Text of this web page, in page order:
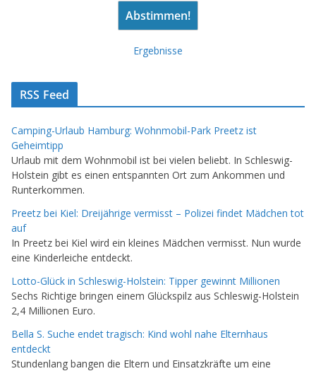
Ergebnisse
RSS Feed
Camping-Urlaub Hamburg: Wohnmobil-Park Preetz ist
Geheimtipp
Urlaub mit dem Wohnmobil ist bei vielen beliebt. In Schleswig-
Holstein gibt es einen entspannten Ort zum Ankommen und
Runterkommen.
Preetz bei Kiel: Dreijährige vermisst – Polizei findet Mädchen tot
auf
In Preetz bei Kiel wird ein kleines Mädchen vermisst. Nun wurde
eine Kinderleiche entdeckt.
Lotto-Glück in Schleswig-Holstein: Tipper gewinnt Millionen
Sechs Richtige bringen einem Glückspilz aus Schleswig-Holstein
2,4 Millionen Euro.
Bella S. Suche endet tragisch: Kind wohl nahe Elternhaus
entdeckt
Stundenlang bangen die Eltern und Einsatzkräfte um eine